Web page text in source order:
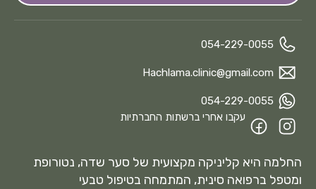
החלמה היא קליניקה מקצועית של סער שדה, נטורופת
ומטפל ברפואה סינית, המתמחה בטיפול טבעי
054-229-0055
Hachlama.clinic@gmail.com
054-229-0055
עקבו אחרי ברשתות החברתיות